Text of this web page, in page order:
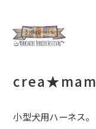
小型犬用ハーネス